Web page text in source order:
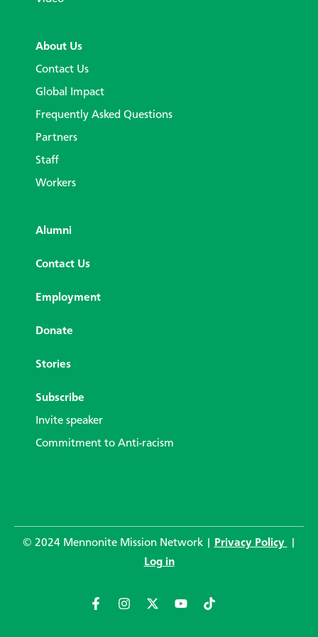
About Us
Contact Us
Global Impact
Frequently Asked Questions
Partners
Staff
Workers
Alumni
Contact Us
Employment
Donate
Stories
Subscribe
Invite speaker
Commitment to Anti-racism
© 2024 Mennonite Mission Network | Privacy Policy
Log in